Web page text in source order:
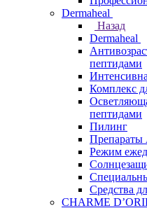
Dermaheal
Назад
Dermaheal
пептидами
Комплекс
пептидами
Пилинг
Режим
Средства
CHARME